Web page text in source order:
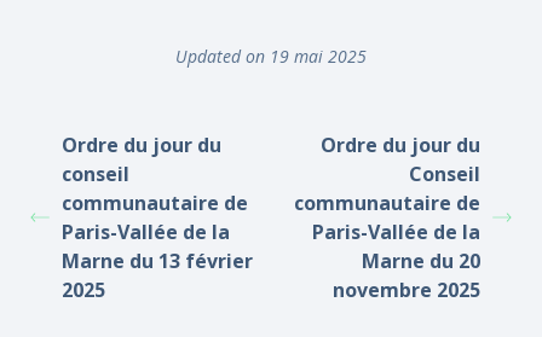
Updated on 19 mai 2025
Ordre du jour du
conseil
communautaire de
Paris-Vallée de la
Marne du 13 février
2025
Ordre du jour du
Conseil
communautaire de
Paris-Vallée de la
Marne du 20
novembre 2025